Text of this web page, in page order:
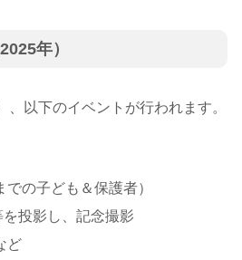
年）
以下のイベントが行われます。
での子ども＆保護者）
投影し、記念撮影
ど